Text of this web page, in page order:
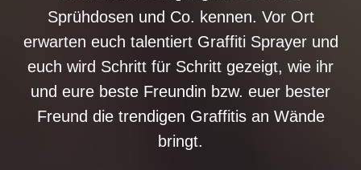
Sprühdosen und Co. kennen. Vor Ort
erwarten euch talentiert Graffiti Sprayer und
euch wird Schritt für Schritt gezeigt, wie ihr
und eure beste Freundin bzw. euer bester
Freund die trendigen Graffitis an Wände
bringt.